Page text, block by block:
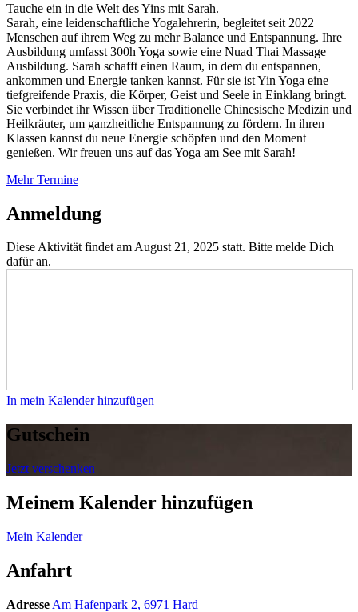
Tauche ein in die Welt des Yins mit Sarah.
Sarah, eine leidenschaftliche Yogalehrerin, begleitet seit 2022
Menschen auf ihrem Weg zu mehr Balance und Entspannung. Ihre
Ausbildung umfasst 300h Yoga sowie eine Nuad Thai Massage
Ausbildung. Sarah schafft einen Raum, in dem du entspannen,
ankommen und Energie tanken kannst. Für sie ist Yin Yoga eine
tiefgreifende Praxis, die Körper, Geist und Seele in Einklang bringt.
Sie verbindet ihr Wissen über Traditionelle Chinesische Medizin und
Heilkräuter, um ganzheitliche Entspannung zu fördern. In ihren
Klassen kannst du neue Energie schöpfen und den Moment
genießen. Wir freuen uns auf das Yoga am See mit Sarah!
Mehr Termine
Anmeldung
Diese Aktivität findet am August 21, 2025 statt. Bitte melde Dich
dafür an.
In mein Kalender hinzufügen
Gutschein
Jetzt verschenken
Meinem Kalender hinzufügen
Mein Kalender
Anfahrt
Adresse Am Hafenpark 2, 6971 Hard